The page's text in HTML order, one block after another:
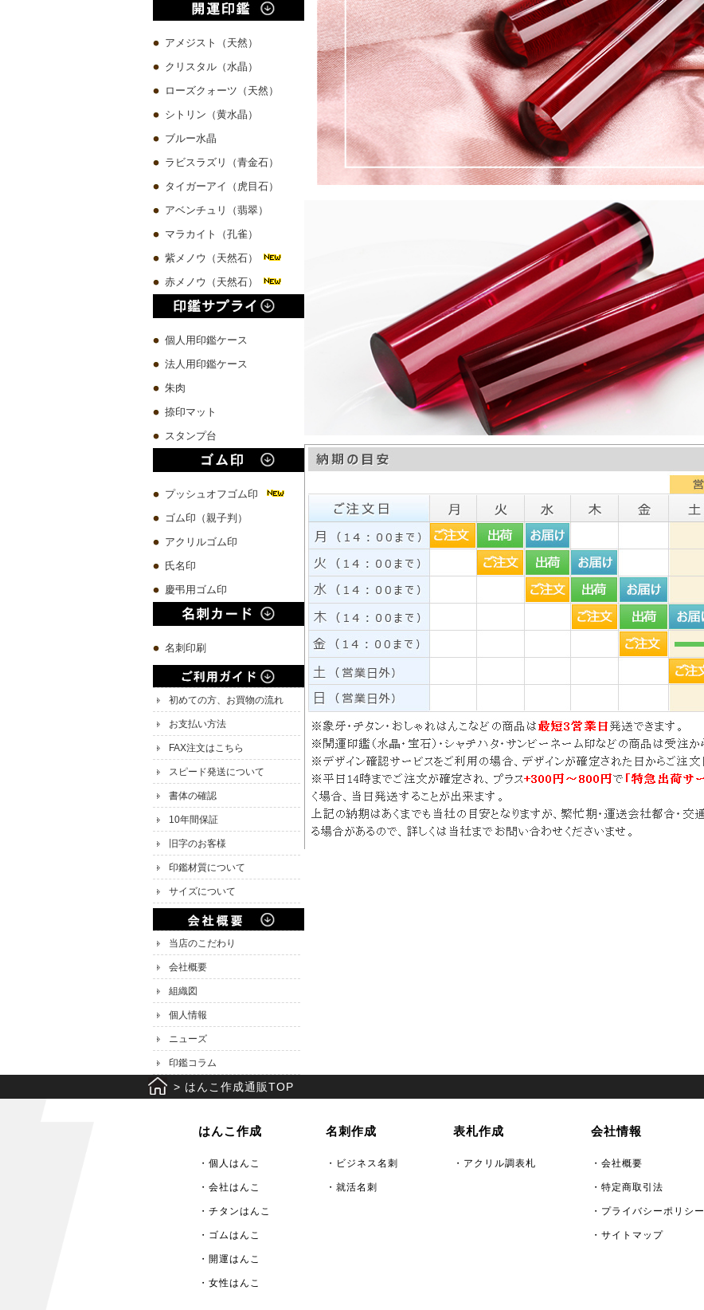
アメジスト（天然）
クリスタル（水晶）
ローズクォーツ（天然）
シトリン（黄水晶）
ブルー水晶
ラビスラズリ（青金石）
タイガーアイ（虎目石）
アベンチュリ（翡翠）
マラカイト（孔雀）
紫メノウ（天然石）
赤メノウ（天然石）
個人用印鑑ケース
法人用印鑑ケース
朱肉
捺印マット
スタンプ台
プッシュオフゴム印
ゴム印（親子判）
アクリルゴム印
氏名印
慶弔用ゴム印
名刺印刷
初めての方、お買物の流れ
お支払い方法
FAX注文はこちら
スピード発送について
書体の確認
10年間保証
旧字のお客様
印鑑材質について
サイズについて
当店のこだわり
会社概要
組織図
個人情報
ニューズ
印鑑コラム
> はんこ作成通販TOP
はんこ作成
・個人はんこ
・会社はんこ
・チタンはんこ
・ゴムはんこ
・開運はんこ
・女性はんこ
名刺作成
・ビジネス名刺
・就活名刺
表札作成
・アクリル調表札
会社情報
・会社概要
・特定商取引法
・プライバシーポリシー
・サイトマップ